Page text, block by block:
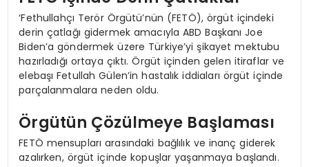
‘Fethullahçı Terör Örgütü’nün (FETÖ), örgüt içindeki
derin çatlağı gidermek amacıyla ABD Başkanı Joe
Biden’a göndermek üzere Türkiye’yi şikayet mektubu
hazırladığı ortaya çıktı. Örgüt içinden gelen itiraflar ve
elebaşı Fetullah Gülen’in hastalık iddiaları örgüt içinde
parçalanmalara neden oldu.
Örgütün Çözülmeye Başlaması
FETÖ mensupları arasındaki bağlılık ve inanç giderek
azalırken, örgüt içinde kopuşlar yaşanmaya başlandı.